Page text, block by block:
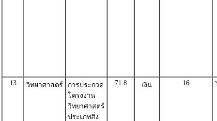
13 วิทยาศาสตร์
การประกวด
โครงงาน
วิทยาศาสตร์
ประเภทสิ่ง
71.8 เงิน 16